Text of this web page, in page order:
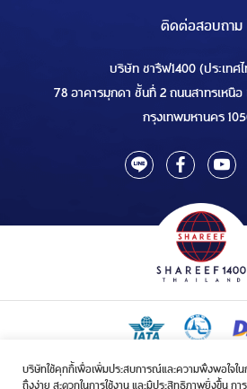
บริษัทใช้คุกกี้เพื่อเพิ่มประสบการณ์และความพึงพอใจในก
ถึงง่าย สะดวกในการใช้งาน และมีประสิทธิภาพยิ่งขึ้น ก
ติดต่อสอบถาม
บริษัท ชารีฟ1400 (ประเทศ
78 อาคารมุกดา ชั้นที่ 2 ถนนสาทรเหนื
กรุงเทพมหานคร
ใบอนุญาตเป็นผู้ประกอบกิจการรับจัดบริการขน